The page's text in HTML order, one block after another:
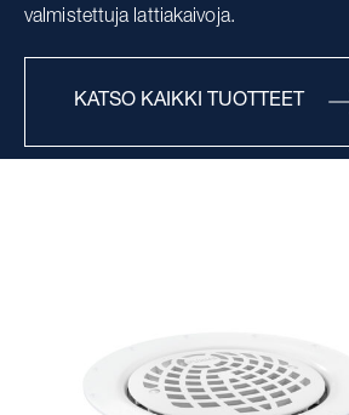
valmistettuja lattiakaivoja.
KATSO KAIKKI TUOTTEET